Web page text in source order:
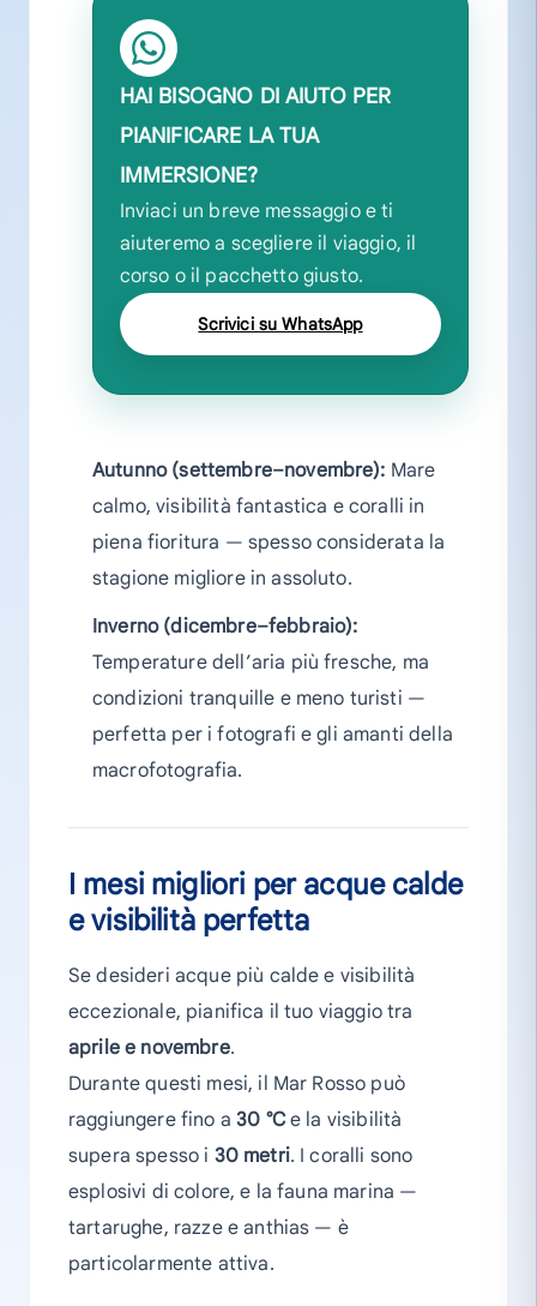
HAI BISOGNO DI AIUTO PER
PIANIFICARE LA TUA
IMMERSIONE?
Inviaci un breve messaggio e ti
aiuteremo a scegliere il viaggio, il
corso o il pacchetto giusto.
Scrivici su WhatsApp
Autunno (settembre–novembre): Mare
calmo, visibilità fantastica e coralli in
piena fioritura — spesso considerata la
stagione migliore in assoluto.
Inverno (dicembre–febbraio):
Temperature dell’aria più fresche, ma
condizioni tranquille e meno turisti —
perfetta per i fotografi e gli amanti della
macrofotografia.
I mesi migliori per acque calde
e visibilità perfetta
Se desideri acque più calde e visibilità
eccezionale, pianifica il tuo viaggio tra
aprile e novembre.
Durante questi mesi, il Mar Rosso può
raggiungere fino a30 °Ce la visibilità
supera spesso i 30 metri. I coralli sono
esplosivi di colore, e la fauna marina —
tartarughe, razze e anthias — è
particolarmente attiva.